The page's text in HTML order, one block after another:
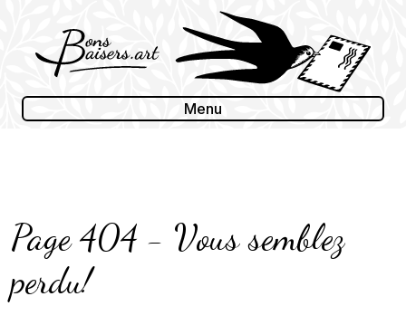
content
Menu
Page 404 - Vous semblez
perdu!